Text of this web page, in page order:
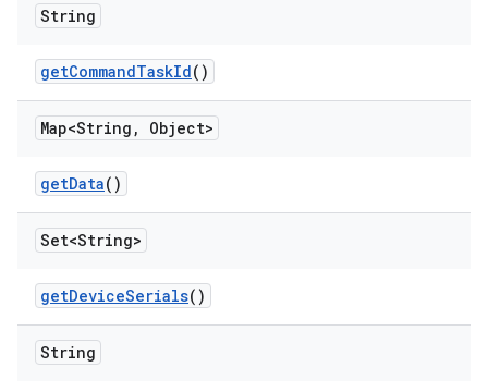
String
getCommandTaskId()
Map<String , Object>
getData()
Set<String>
getDeviceSerials()
String